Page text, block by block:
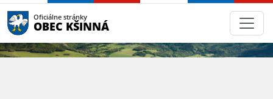
Oficiálne stránky
OBEC KŠINNÁ